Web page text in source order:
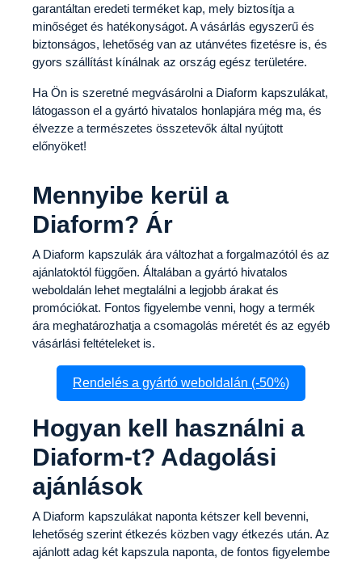
garantáltan eredeti terméket kap, mely biztosítja a
minőséget és hatékonyságot. A vásárlás egyszerű és
biztonságos, lehetőség van az utánvétes fizetésre is, és
gyors szállítást kínálnak az ország egész területére.
Ha Ön is szeretné megvásárolni a Diaform kapszulákat,
látogasson el a gyártó hivatalos honlapjára még ma, és
élvezze a természetes összetevők által nyújtott
előnyöket!
Mennyibe kerül a
Diaform? Ár
A Diaform kapszulák ára változhat a forgalmazótól és az
ajánlatoktól függően. Általában a gyártó hivatalos
weboldalán lehet megtalálni a legjobb árakat és
promóciókat. Fontos figyelembe venni, hogy a termék
ára meghatározhatja a csomagolás méretét és az egyéb
vásárlási feltételeket is.
Rendelés a gyártó weboldalán (-50%)
Hogyan kell használni a
Diaform-t? Adagolási
ajánlások
A Diaform kapszulákat naponta kétszer kell bevenni,
lehetőség szerint étkezés közben vagy étkezés után. Az
ajánlott adag két kapszula naponta, de fontos figyelembe